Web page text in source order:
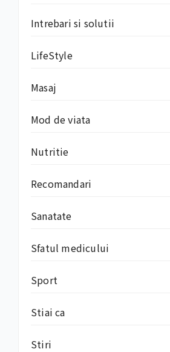
Intrebari si solutii
LifeStyle
Masaj
Mod de viata
Nutritie
Recomandari
Sanatate
Sfatul medicului
Sport
Stiai ca
Stiri